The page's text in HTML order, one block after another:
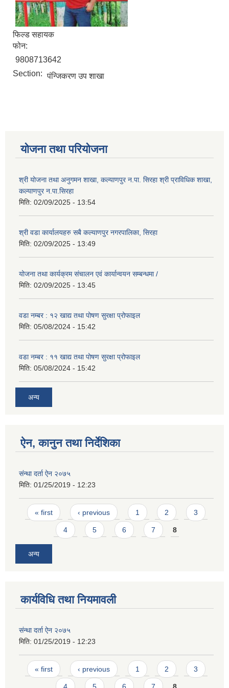
फिल्ड सहायक
फोन:
9808713642
Section: पंन्जिकरण उप शाखा
योजना तथा परियोजना
श्री योजना तथा अनुगमन शाखा, कल्याणपुर न.पा. सिरहा श्री प्राविधिक शाखा,
कल्याणपुर न.पा.सिरहा
मिति: 02/09/2025 - 13:54
श्री वडा कार्यालयहरु सबै कल्याणपुर नगरपालिका, सिरहा
मिति: 02/09/2025 - 13:49
योजना तथा कार्यक्रम संचालन एवं कार्यान्वयन सम्बन्धमा /
मिति: 02/09/2025 - 13:45
वडा नम्बर : १२ खाद्य तथा पोषण सुरक्षा प्रोफाइल
मिति: 05/08/2024 - 15:42
वडा नम्बर : ११ खाद्य तथा पोषण सुरक्षा प्रोफाइल
मिति: 05/08/2024 - 15:42
अन्य
ऐन, कानुन तथा निर्देशिका
संन्था दर्ता ऐन २०७५
मिति: 01/25/2019 - 12:23
Pages
« first ‹ previous 1 2 3
4 5 6 7 8
अन्य
कार्यविधि तथा नियमावली
संन्था दर्ता ऐन २०७५
मिति: 01/25/2019 - 12:23
Pages
« first ‹ previous 1 2 3